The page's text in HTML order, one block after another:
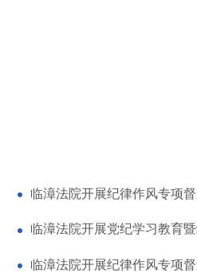
临漳法院开展纪律作风专项
临漳法院开展党纪学习教育
临漳法院开展纪律作风专项